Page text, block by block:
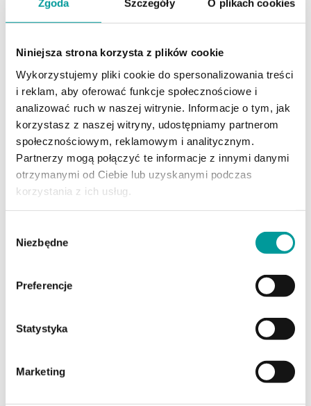
Zgoda Szczegóły O plikach cookies
Niniejsza strona korzysta z plików cookie
Wykorzystujemy pliki cookie do spersonalizowania treści
i reklam, aby oferować funkcje społecznościowe i
analizować ruch w naszej witrynie. Informacje o tym, jak
korzystasz z naszej witryny, udostępniamy partnerom
społecznościowym, reklamowym i analitycznym.
Partnerzy mogą połączyć te informacje z innymi danymi
otrzymanymi od Ciebie lub uzyskanymi podczas
korzystania z ich usług.
zgody
Niezbędne
Preferencje
Statystyka
Marketing
skutecznego korzystania z faktoringu
poprzez tworzenie i dystrybuowanie
Warszawskiej, gdzie uzyskał tytuł
magistra Administracji ze specjalizacją
Finanse i Bankowość. Redaktor
naczelny biznesowego serwisu
portal.faktura.pl.
27.07.2026